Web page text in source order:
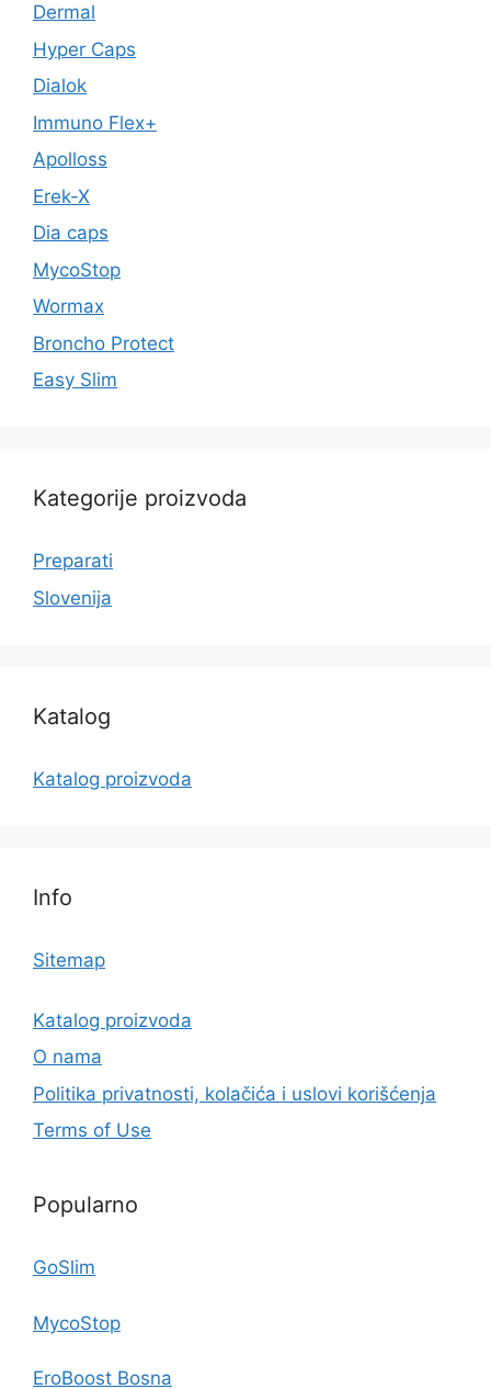
Dermal
Hyper Caps
Dialok
Immuno Flex+
Apolloss
Erek-X
Dia caps
MycoStop
Wormax
Broncho Protect
Easy Slim
Kategorije proizvoda
Preparati
Slovenija
Katalog
Katalog proizvoda
Info
Sitemap
Katalog proizvoda
O nama
Politika privatnosti, kolačića i uslovi korišćenja
Terms of Use
Popularno
GoSlim
MycoStop
EroBoost Bosna